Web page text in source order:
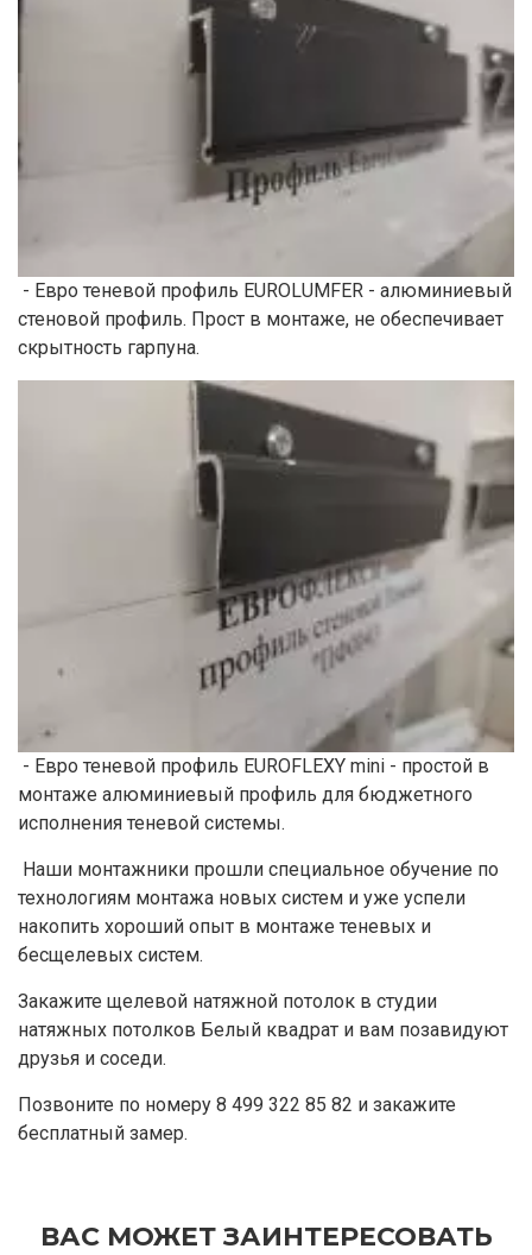
- Евро теневой профиль EUROLUMFER - алюминиевый
стеновой профиль. Прост в монтаже, не обеспечивает
скрытность гарпуна.
- Евро теневой профиль EUROFLEXY mini - простой в
монтаже алюминиевый профиль для бюджетного
исполнения теневой системы.
Наши монтажники прошли специальное обучение по
технологиям монтажа новых систем и уже успели
накопить хороший опыт в монтаже теневых и
бесщелевых систем.
Закажите щелевой натяжной потолок в студии
натяжных потолков Белый квадрат и вам позавидуют
друзья и соседи.
Позвоните по номеру 8 499 322 85 82 и закажите
бесплатный замер.
ВАС МОЖЕТ ЗАИНТЕРЕСОВАТЬ